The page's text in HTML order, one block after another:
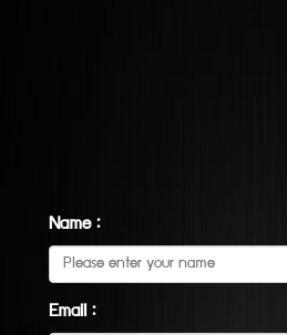
Name :
Email :